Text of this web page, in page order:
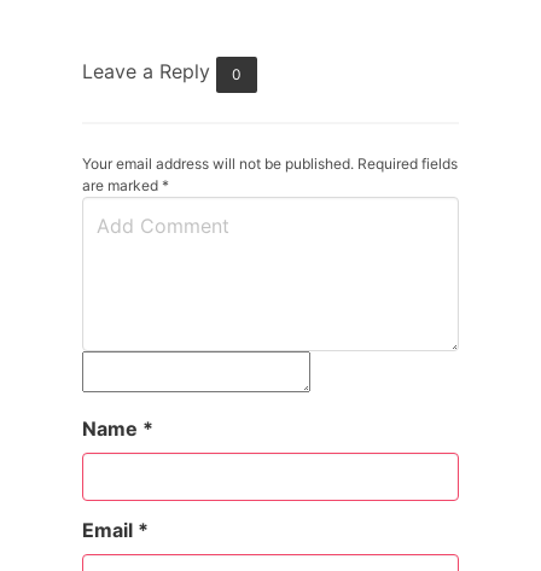
Leave a Reply 0
Your email address will not be published. Required fields
are marked *
Name *
Email *